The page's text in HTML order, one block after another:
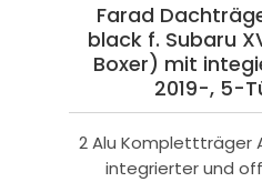
Farad
black f. Subaru
Boxer) mit
2019-, 5-
2 Alu Komplettträger
integrierter und